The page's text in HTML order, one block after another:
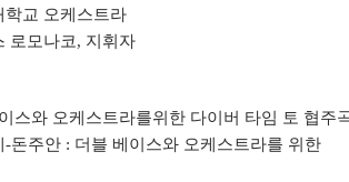
학교 오케스트라
로모나코, 지휘자
스와 오케스트라를위한 다이버 타임 토 협주
-돈주안 : 더블 베이스와 오케스트라를 위한